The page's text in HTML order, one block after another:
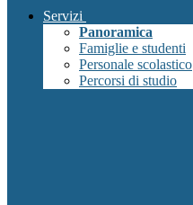
Servizi
Panoramica
Famiglie e studenti
Personale scolastico
Percorsi di studio